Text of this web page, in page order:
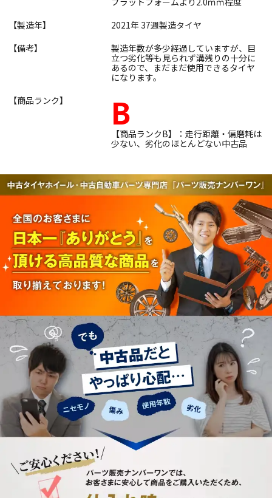
【製造年】
2021年 37週製造タイヤ
【備考】
製造年数が多少経過していますが、目
立つ劣化等も見られず溝残りの十分に
あるので、まだまだ使用できるタイヤ
になります。
【商品ランク】
B
【商品ランクB】：走行距離・偏磨耗は
少ない、劣化のほとんどない中古品